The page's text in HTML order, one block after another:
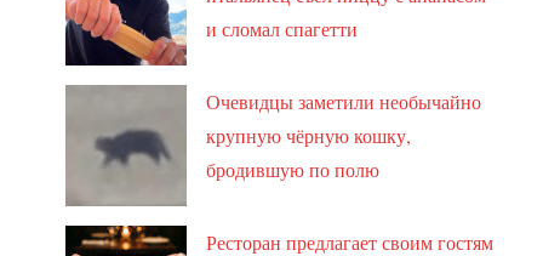
и сломал спагетти
Очевидцы заметили необычайно
крупную чёрную кошку,
бродившую по полю
Ресторан предлагает своим гостям